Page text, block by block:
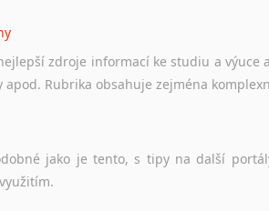
zdroje informací ke studiu a výuce
apod. Rubrika obsahuje zejména
jako je tento, s tipy na další
využitím.